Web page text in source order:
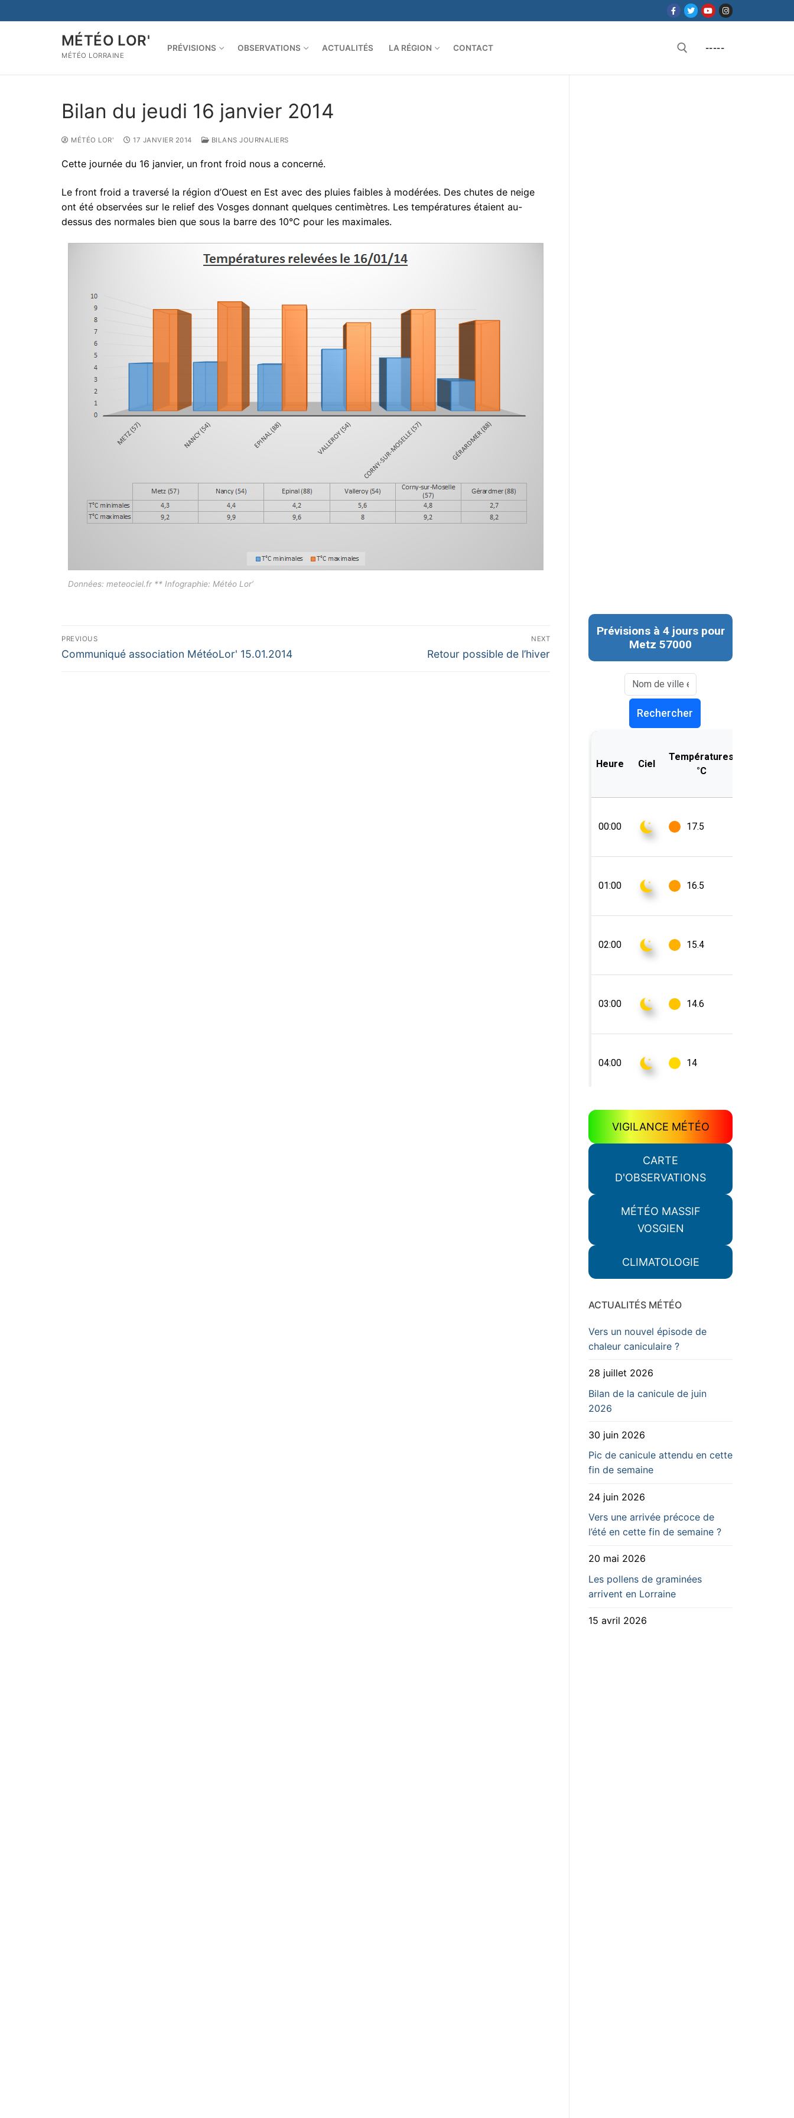
au
MÉTÉO LOR'
MÉTÉO LORRAINE
PRÉVISIONS OBSERVATIONS ACTUALITÉS LA RÉGION CONTACT -----
Bilan du jeudi 16 janvier 2014
MÉTÉO LOR' 17 JANVIER 2014 BILANS JOURNALIERS
Cette journée du 16 janvier, un front froid nous a concerné.
Le front froid a traversé la région d’Ouest en Est avec des pluies faibles à modérées. Des chutes de neige
ont été observées sur le relief des Vosges donnant quelques centimètres. Les températures étaient au-
dessus des normales bien que sous la barre des 10°C pour les maximales.
Données: meteociel.fr ** Infographie: Météo Lor’
Navigation
de
PREVIOUS
Previous
Communiqué association MétéoLor' 15.01.2014
NEXT
Next
Retour possible de l’hiver
VIGILANCE MÉTÉO
CARTE
D'OBSERVATIONS
MÉTÉO MASSIF
VOSGIEN
CLIMATOLOGIE
ACTUALITÉS MÉTÉO
Vers un nouvel épisode de
chaleur caniculaire ?
28 juillet 2026
Bilan de la canicule de juin
2026
30 juin 2026
Pic de canicule attendu en cette
fin de semaine
24 juin 2026
Vers une arrivée précoce de
l’été en cette fin de semaine ?
20 mai 2026
Les pollens de graminées
arrivent en Lorraine
15 avril 2026